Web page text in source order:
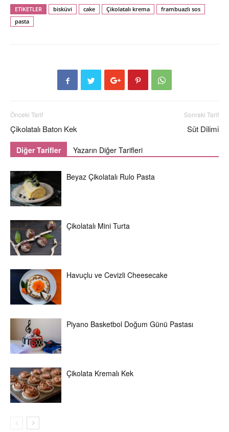
ETİKETLER bisküvi cake Çikolatalı krema
frambuazlı sos
pasta
Önceki Tarif
Çikolatalı Baton Kek
Sonraki Tarif
Süt Dilimi
Diğer Tarifler Yazarın Diğer Tarifleri
Beyaz Çikolatalı Rulo Pasta
Çikolatalı Mini Turta
Havuçlu ve Cevizli Cheesecake
Piyano Basketbol Doğum Günü Pastası
Çikolata Kremalı Kek